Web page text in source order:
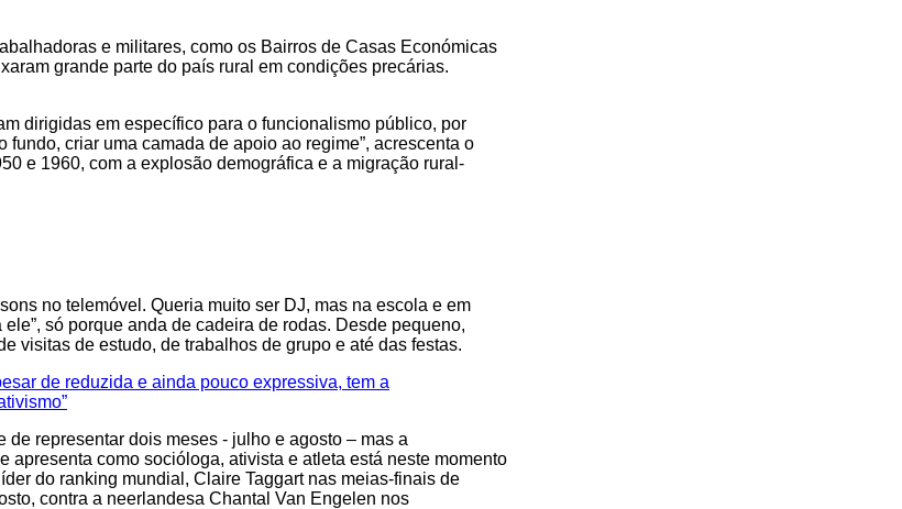
e militares, como os Bairros de Casas Económicas
grande parte do país rural em condições precárias.
dirigidas em específico para o funcionalismo público, por
criar uma camada de apoio ao regime”, acrescenta o
e 1960, com a explosão demográfica e a migração rural-
no telemóvel. Queria muito ser DJ, mas na escola e em
só porque anda de cadeira de rodas. Desde pequeno,
visitas de estudo, de trabalhos de grupo e até das festas.
de reduzida e ainda pouco expressiva, tem a
representar dois meses - julho e agosto – mas a
como socióloga, ativista e atleta está neste momento
do ranking mundial, Claire Taggart nas meias-finais de
contra a neerlandesa Chantal Van Engelen nos